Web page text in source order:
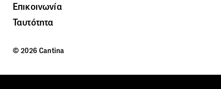
Επικοινωνία
Ταυτότητα
© 2026 Cantina